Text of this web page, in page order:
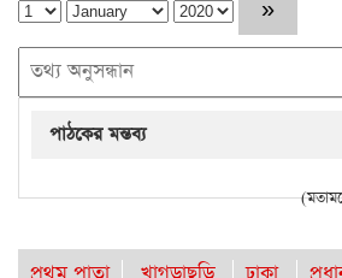
পাঠকের মন্তব্য